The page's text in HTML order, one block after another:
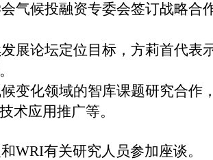
气候投融资专委会签订战略合
展论坛定位目标，方莉首代表
变化领域的智库课题研究合作
术应用推广等。
WRI有关研究人员参加座谈。